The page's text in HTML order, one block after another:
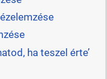
ha teszel érte’